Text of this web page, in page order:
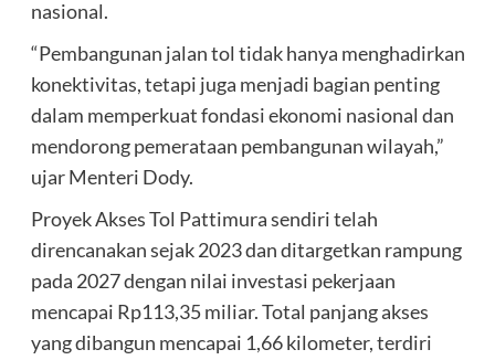
nasional.
“Pembangunan jalan tol tidak hanya menghadirkan
konektivitas, tetapi juga menjadi bagian penting
dalam memperkuat fondasi ekonomi nasional dan
mendorong pemerataan pembangunan wilayah,”
ujar Menteri Dody.
Proyek Akses Tol Pattimura sendiri telah
direncanakan sejak 2023 dan ditargetkan rampung
pada 2027 dengan nilai investasi pekerjaan
mencapai Rp113,35 miliar. Total panjang akses
yang dibangun mencapai 1,66 kilometer, terdiri